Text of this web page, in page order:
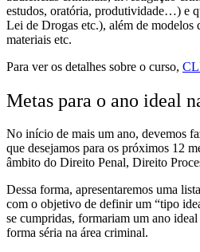
estudos, oratória, produtividade…) e
Lei de Drogas etc.), além de modelos
materiais etc.
Para ver os detalhes sobre o curso,
Metas para o ano ideal
No início de mais um ano, devemos
que desejamos para os próximos 12
âmbito do Direito Penal, Direito
Dessa forma, apresentaremos uma
com o objetivo de definir um “tipo
se cumpridas, formariam um ano
forma séria na área criminal.